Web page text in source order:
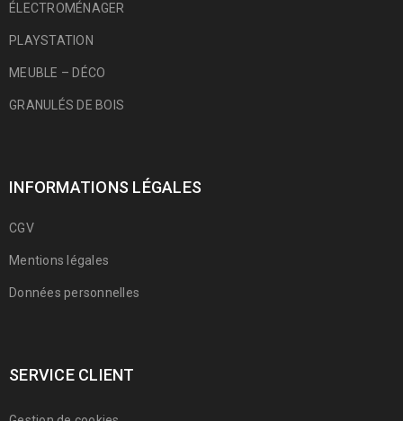
ÉLECTROMÉNAGER
PLAYSTATION
MEUBLE – DÉCO
GRANULÉS DE BOIS
INFORMATIONS LÉGALES
CGV
Mentions légales
Données personnelles
SERVICE CLIENT